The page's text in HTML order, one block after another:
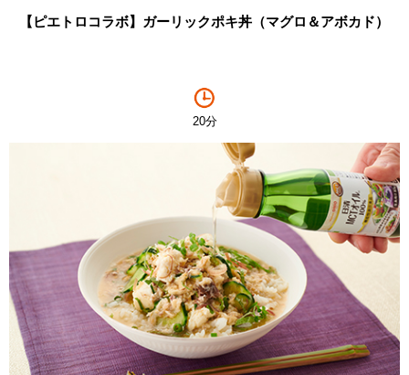
【ピエトロコラボ】ガーリックポキ丼（マグロ＆アボカド）
20分